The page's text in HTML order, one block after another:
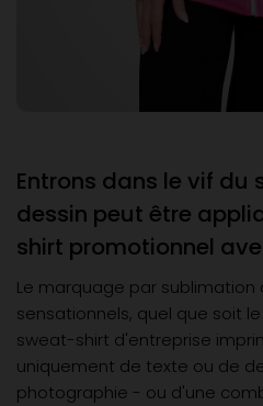
Entrons dans le vif du
dessin peut être
shirt promotionnel
Le marquage par
sensationnels, quel que soit
sweat-shirt d'entreprise
uniquement de texte ou de
photographie - ou d'une